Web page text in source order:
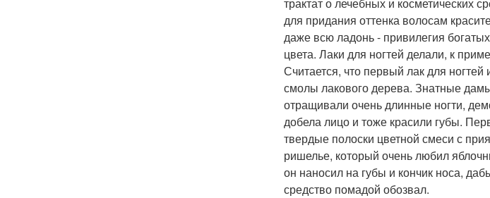
для придания оттенка волосам
даже всю ладонь - привилегия
цвета. Лаки для ногтей делали, к
Считается, что первый лак для
смолы лакового дерева. Знатные
отращивали очень длинные ногти,
добела лицо и тоже красили губы.
твердые полоски цветной смеси с
ришелье, который очень любил
он наносил на губы и кончик носа,
средство помадой обозвал.